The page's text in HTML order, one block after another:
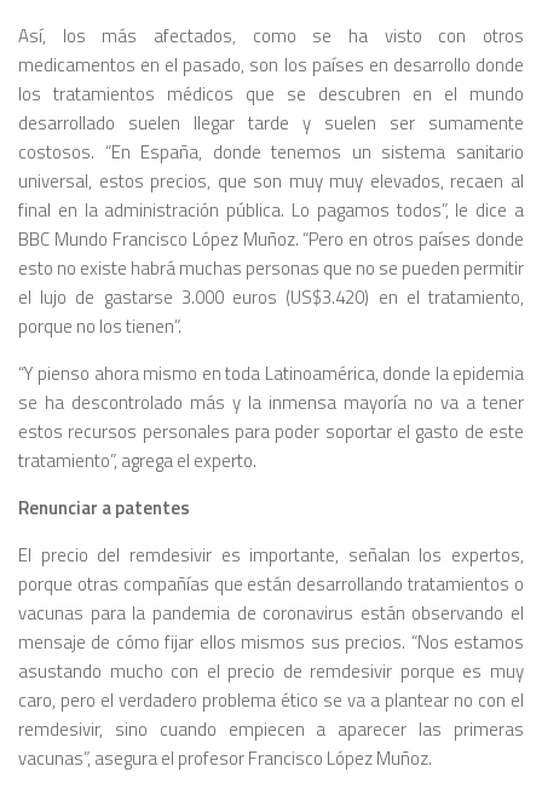
Así, los más afectados, como se ha visto con otros
medicamentos en el pasado, son los países en desarrollo donde
los tratamientos médicos que se descubren en el mundo
desarrollado suelen llegar tarde y suelen ser sumamente
costosos. “En España, donde tenemos un sistema sanitario
universal, estos precios, que son muy muy elevados, recaen al
final en la administración pública. Lo pagamos todos”, le dice a
BBC Mundo Francisco López Muñoz. “Pero en otros países donde
esto no existe habrá muchas personas que no se pueden permitir
el lujo de gastarse 3.000 euros (US$3.420) en el tratamiento,
porque no los tienen”.
“Y pienso ahora mismo en toda Latinoamérica, donde la epidemia
se ha descontrolado más y la inmensa mayoría no va a tener
estos recursos personales para poder soportar el gasto de este
tratamiento”, agrega el experto.
Renunciar a patentes
El precio del remdesivir es importante, señalan los expertos,
porque otras compañías que están desarrollando tratamientos o
vacunas para la pandemia de coronavirus están observando el
mensaje de cómo fijar ellos mismos sus precios. “Nos estamos
asustando mucho con el precio de remdesivir porque es muy
caro, pero el verdadero problema ético se va a plantear no con el
remdesivir, sino cuando empiecen a aparecer las primeras
vacunas”, asegura el profesor Francisco López Muñoz.